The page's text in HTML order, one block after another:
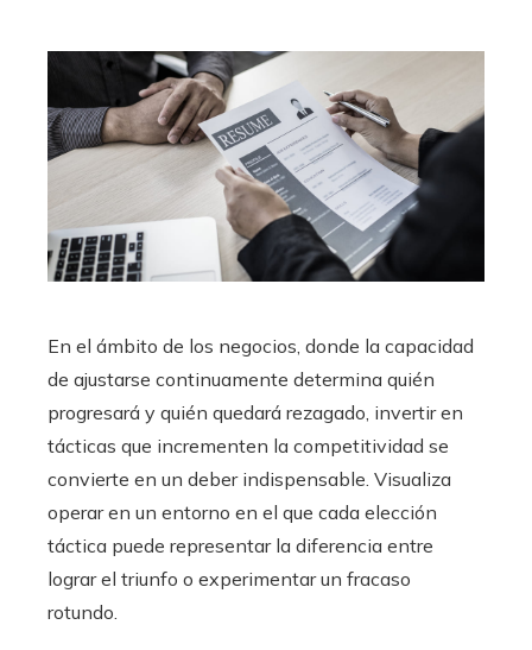
En el ámbito de los negocios, donde la capacidad
de ajustarse continuamente determina quién
progresará y quién quedará rezagado, invertir en
tácticas que incrementen la competitividad se
convierte en un deber indispensable. Visualiza
operar en un entorno en el que cada elección
táctica puede representar la diferencia entre
lograr el triunfo o experimentar un fracaso
rotundo.